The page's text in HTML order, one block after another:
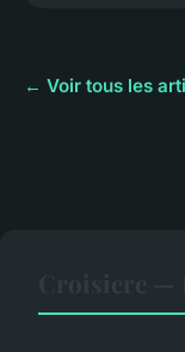
← Voir tous les